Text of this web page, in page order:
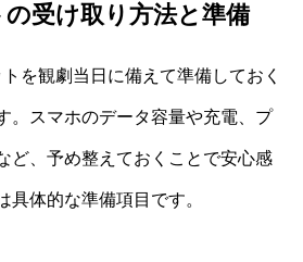
受け取り方法と準備
を観劇当日に備えて準備しておく
。スマホのデータ容量や充電、プ
ど、予め整えておくことで安心感
具体的な準備項目です。